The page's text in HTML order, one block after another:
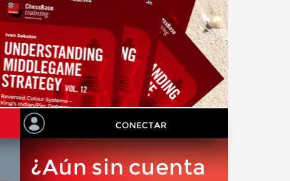
CONECTAR
¿Aún sin cuenta